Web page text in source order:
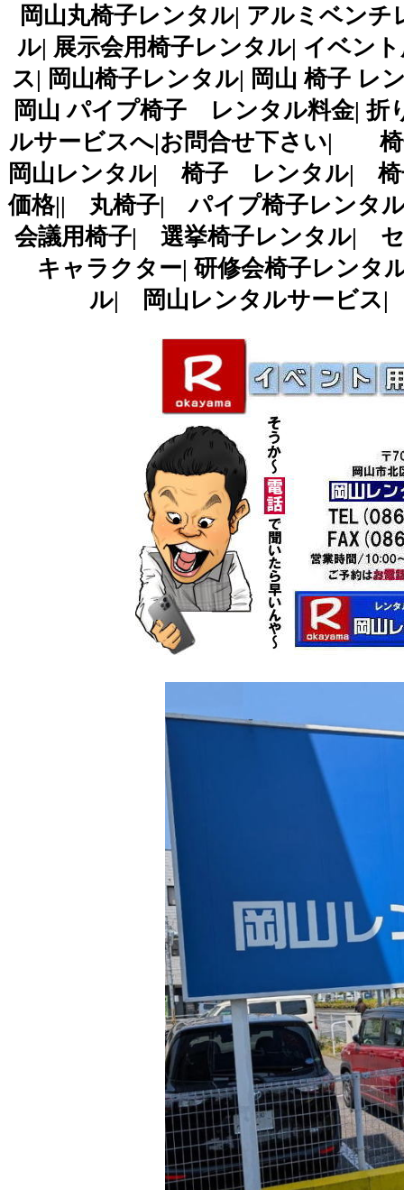
岡山丸椅子レンタル| アルミベン
ル| 展示会用椅子レンタル| イベン
ス| 岡山椅子レンタル| 岡山 椅子 レ
岡山 パイプ椅子 レンタル料金| 折
ルサービスへ|お問合せ下さい|
岡山レンタル| 椅子 レンタル|
価格|| 丸椅子| パイプ椅子レン
会議用椅子| 選挙椅子レンタル|
キャラクター| 研修会椅子レン
ル| 岡山レンタルサービス|